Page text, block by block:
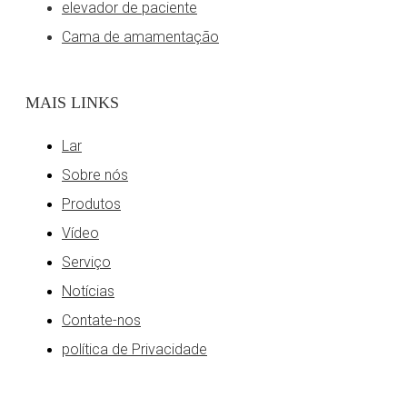
elevador de paciente
Cama de amamentação
MAIS LINKS
Lar
Sobre nós
Produtos
Vídeo
Serviço
Notícias
Contate-nos
política de Privacidade